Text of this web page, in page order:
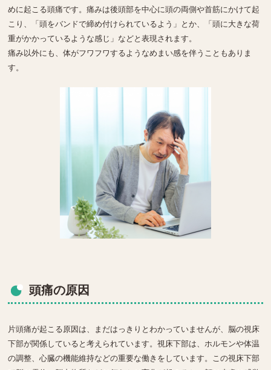
めに起こる頭痛です。痛みは後頭部を中心に頭の両側や首筋にかけて起
こり、「頭をバンドで締め付けられているよう」とか、「頭に大きな荷
重がかかっているような感じ」などと表現されます。
痛み以外にも、体がフワフワするようなめまい感を伴うこともありま
す。
頭痛の原因
片頭痛が起こる原因は、まだはっきりとわかっていませんが、脳の視床
下部が関係していると考えられています。視床下部は、ホルモンや体温
の調整、心臓の機能維持などの重要な働きをしています。この視床下部